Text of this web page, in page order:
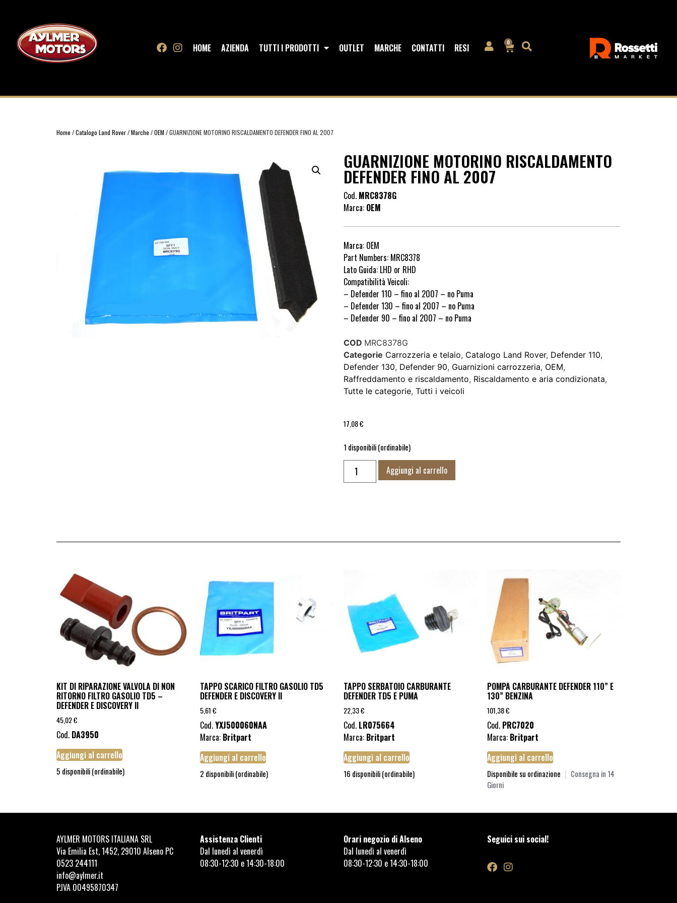
HOME AZIENDA TUTTI I PRODOTTI OUTLET MARCHE CONTATTI RESI 0
Home /Catalogo Land Rover/Marche /OEM / GUARNIZIONE MOTORINO RISCALDAMENTO DEFENDER FINO AL 2007
GUARNIZIONE MOTORINO RISCALDAMENTO
DEFENDER FINO AL 2007
Cod. MRC8378G
Marca: OEM
Marca: OEM
Part Numbers: MRC8378
Lato Guida: LHD or RHD
Compatibilità Veicoli:
– Defender 110 – fino al 2007 – no Puma
– Defender 130 – fino al 2007 – no Puma
– Defender 90 – fino al 2007 – no Puma
COD MRC8378G
Categorie Carrozzeria e telaio, Catalogo Land Rover, Defender 110,
Defender 130, Defender 90, Guarnizioni carrozzeria, OEM,
Raffreddamento e riscaldamento, Riscaldamento e aria condizionata,
Tutte le categorie, Tutti i veicoli
17,08€
1 disponibili (ordinabile)
Aggiungi al carrello
KIT DI RIPARAZIONE VALVOLA DI NON
RITORNO FILTRO GASOLIO TD5 –
DEFENDER E DISCOVERY II
45,02€
Cod. DA3950
Aggiungi al carrello
5 disponibili (ordinabile)
TAPPO SCARICO FILTRO GASOLIO TD5
DEFENDER E DISCOVERY II
5,61€
Cod.YXJ500060NAA
Marca: Britpart
Aggiungi al carrello
2 disponibili (ordinabile)
TAPPO SERBATOIO CARBURANTE
DEFENDER TD5 E PUMA
22,33€
Cod. LR075664
Marca: Britpart
Aggiungi al carrello
16 disponibili (ordinabile)
POMPA CARBURANTE DEFENDER 110” E
130” BENZINA
101,38€
Cod. PRC7020
Marca: Britpart
Aggiungi al carrello
Disponibile su ordinazione | Consegna in 14
Giorni
AYLMER MOTORS ITALIANA SRL
Via Emilia Est, 1452, 29010 Alseno PC
0523 244111
info@aylmer.it
P.IVA 00495870347
Assistenza Clienti
Dal lunedì al venerdì
08:30-12:30 e 14:30-18:00
Orari negozio di Alseno
Dal lunedì al venerdì
08:30-12:30 e 14:30-18:00
Seguici sui social!